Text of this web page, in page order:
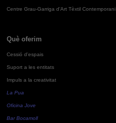
Centre Grau-Garriga d'Art Tèxtil Contemporani
Què oferim
Cessió d'espais
Suport a les entitats
Impuls a la creativitat
La Pua
Oficina Jove
Bar Bocamoll